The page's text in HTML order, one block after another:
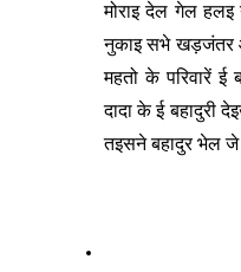
मोराइ देल गेल हलइ
नुकाइ सभे खड़जंतर
महतो के परिवारें
दादा के ई बहादुरी
तइसने बहादुर भेल